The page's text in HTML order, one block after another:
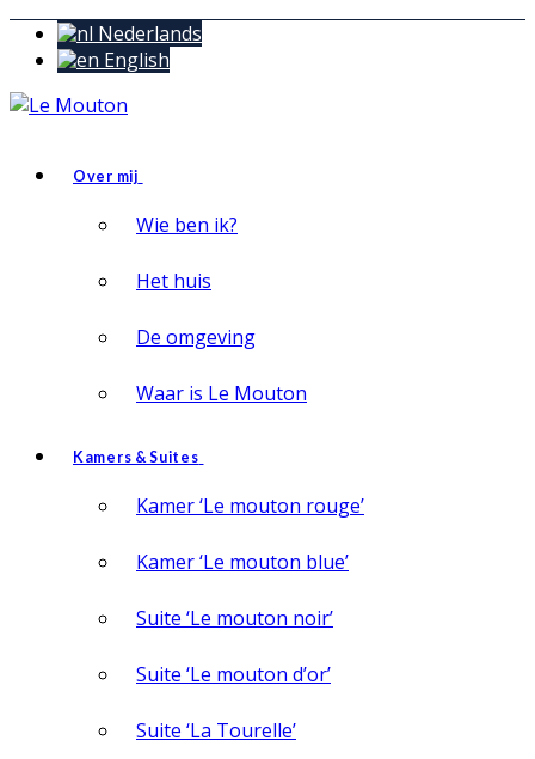
Nederlands
English
Over mij
Wie ben ik?
Het huis
De omgeving
Waar is Le Mouton
Kamers & Suites
Kamer ‘Le mouton rouge’
Kamer ‘Le mouton blue’
Suite ‘Le mouton noir’
Suite ‘Le mouton d’or’
Suite ‘La Tourelle’